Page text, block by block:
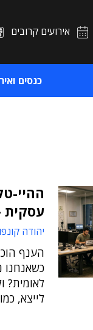
אירועים קרובים
כנסים
ההיי-
עסקית
יהודה
הענף
כשאנחנו
לאומית?
לייצא,